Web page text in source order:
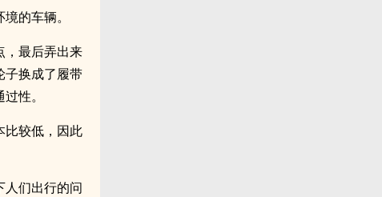
的车辆。
，最后弄出来
子换成了履带
性。
比较低，因此
人们出行的问